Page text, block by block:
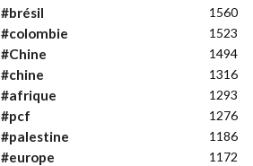
#brésil 1560
#colombie 1523
#Chine 1494
#chine 1316
#afrique 1293
#pcf 1276
#palestine 1186
#europe 1172